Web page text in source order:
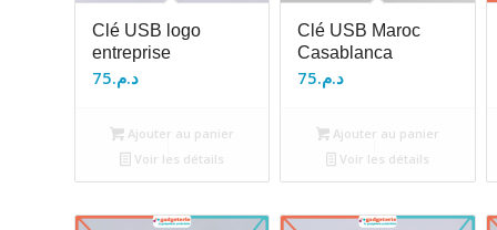
Clé USB logo
entreprise
د.م.75
Ajouter au panier
Voir les détails
Clé USB Maroc
Casablanca
د.م.75
Ajouter au panier
Voir les détails